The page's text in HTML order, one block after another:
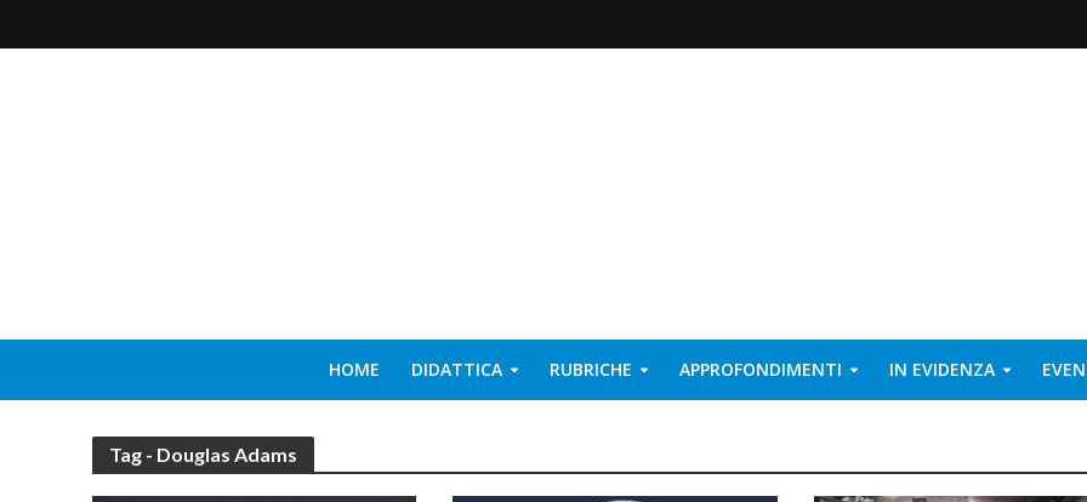
HOME DIDATTICA RUBRICHE APPROFONDIMENTI IN EVIDENZA
Tag - Douglas Adams